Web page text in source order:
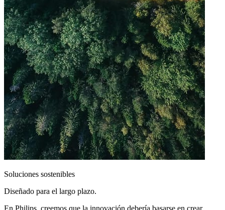
Soluciones sostenibles
Diseñado para el largo plazo.
En Philips, creemos que la innovación debería basarse en crear